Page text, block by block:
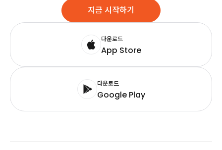
지금 시작하기
다운로드
App Store
다운로드
Google Play